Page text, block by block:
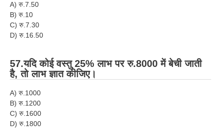
A) रु.7.50
B) रु.10
C) रु.7.30
D) रु.16.50
57.यदि कोई वस्तु 25% लाभ पर रु.8000 में बेची जाती
है, तो लाभ ज्ञात कीजिए।
A) रु.1000
B) रु.1200
C) रु.1600
D) रु.1800